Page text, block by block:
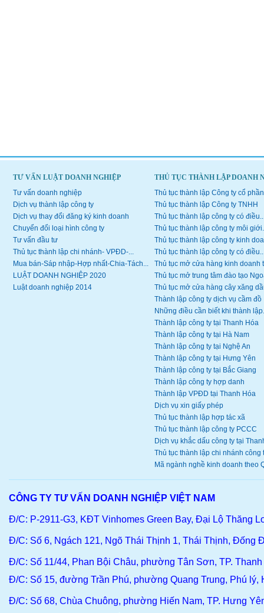
TƯ VẤN LUẬT DOANH NGHIỆP
Tư vấn doanh nghiệp
Dịch vụ thành lập công ty
Dịch vụ thay đổi đăng ký kinh doanh
Chuyển đổi loại hình công ty
Tư vấn đầu tư
Thủ tục thành lập chi nhánh- VPĐD-...
Mua bán-Sáp nhập-Hợp nhất-Chia-Tách...
LUẬT DOANH NGHIỆP 2020
Luật doanh nghiệp 2014
THỦ TỤC THÀNH LẬP DOANH
Thủ tục thành lập Công ty cổ phần
Thủ tục thành lập Công ty TNHH
Thủ tục thành lập công ty có
Thủ tục thành lập công ty môi
Thủ tục thành lập công ty kinh
Thủ tục thành lập công ty có
Thủ tục mở cửa hàng kinh doanh
Thủ tục mở trung tâm đào tạo
Thủ tục mở cửa hàng cây xăng
Thành lập công ty dịch vụ cầm đồ
Những điều cần biết khi thành
Thành lập công ty tại Thanh Hóa
Thành lập công ty tại Hà Nam
Thành lập công ty tại Nghệ An
Thành lập công ty tại Hưng Yên
Thành lập công ty tại Bắc Giang
Thành lập công ty hợp danh
Thành lập VPĐD tại Thanh Hóa
Dịch vụ xin giấy phép
Thủ tục thành lập hợp tác xã
Thủ tục thành lập công ty PCCC
Dịch vụ khắc dấu công ty tại
Thủ tục thành lập chi nhánh công
Mã ngành nghề kinh doanh theo
CÔNG TY TƯ VẤN DOANH NGHIỆP VIỆT NAM
Đ/C: P-2911-G3, KĐT Vinhomes Green Bay, Đại Lộ Thăng
Đ/C: Số 6, Ngách 121, Ngõ Thái Thịnh 1, Thái Thịnh, Đống
Đ/C: Số 11/44, Phan Bội Châu, phường Tân Sơn, TP.
Đ/C: Số 15, đường Trần Phú, phường Quang Trung, Phú lý,
Đ/C: Số 68, Chùa Chuông, phường Hiến Nam, TP. Hưng